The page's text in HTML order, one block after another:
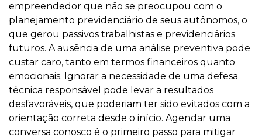
empreendedor que não se preocupou com o
planejamento previdenciário de seus autônomos, o
que gerou passivos trabalhistas e previdenciários
futuros. A ausência de uma análise preventiva pode
custar caro, tanto em termos financeiros quanto
emocionais. Ignorar a necessidade de uma defesa
técnica responsável pode levar a resultados
desfavoráveis, que poderiam ter sido evitados com a
orientação correta desde o início. Agendar uma
conversa conosco é o primeiro passo para mitigar